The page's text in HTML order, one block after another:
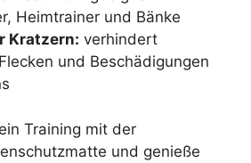
Heimtrainer und Bänke
Kratzern: verhindert
und Beschädigungen
Training mit der
und genieße